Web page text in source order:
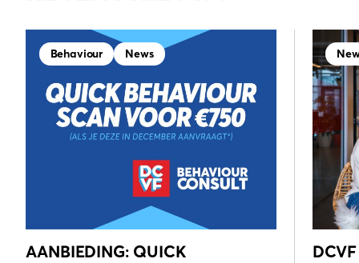
Behaviour News
AANBIEDING: QUICK